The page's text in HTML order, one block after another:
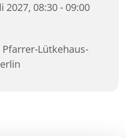
2027, 08:30 - 09:00
Pfarrer-Lütkehaus-